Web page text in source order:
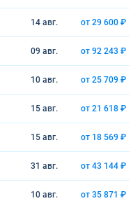
14 авг. от 29 600 ₽
09 авг. от 92 243 ₽
10 авг. от 25 709 ₽
15 авг. от 21 618 ₽
15 авг. от 18 569 ₽
31 авг. от 43 144 ₽
10 авг. от 35 871 ₽